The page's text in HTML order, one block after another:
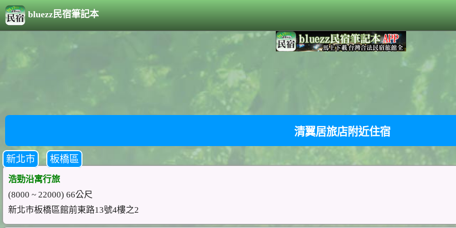
bluezz民宿筆記本
清翼居旅店附近住宿
新北市 板橋區
浩勁沿寓行旅
(8000 ~ 22000) 66公尺
新北市板橋區館前東路13號4樓之2